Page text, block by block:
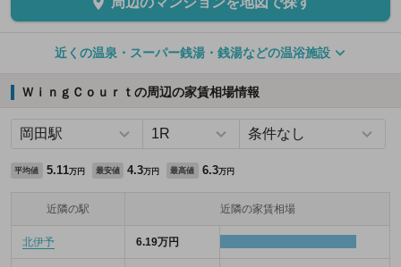
近くの温泉・スーパー銭湯・銭湯などの温浴施設
ＷｉｎｇＣｏｕｒｔの周辺の家賃相場情報
平均値 5.11万円 最安値 4.3万円 最高値 6.3万円
近隣の駅 近隣の家賃相場
北伊予 6.19万円